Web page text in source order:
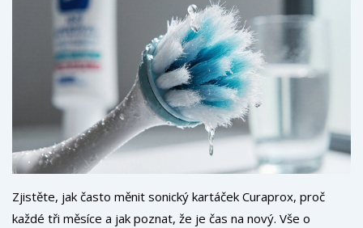
Zjistěte, jak často měnit sonický kartáček Curaprox, proč
každé tři měsíce a jak poznat, že je čas na nový. Vše o